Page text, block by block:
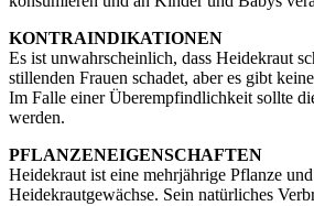
KONTRAINDIKATIONEN
Es ist unwahrscheinlich, dass Heidekraut
stillenden Frauen schadet, aber es gibt
Im Falle einer Überempfindlichkeit sollte
werden.
PFLANZENEIGENSCHAFTEN
Heidekraut ist eine mehrjährige Pflanze
Heidekrautgewächse. Sein natürliches